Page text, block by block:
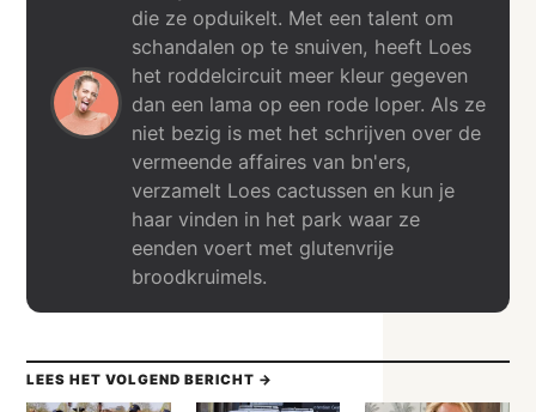
die ze opduikelt. Met een talent om
schandalen op te snuiven, heeft Loes
het roddelcircuit meer kleur gegeven
dan een lama op een rode loper. Als ze
niet bezig is met het schrijven over de
vermeende affaires van bn'ers,
verzamelt Loes cactussen en kun je
haar vinden in het park waar ze
eenden voert met glutenvrije
broodkruimels.
LEES HET VOLGEND BERICHT →